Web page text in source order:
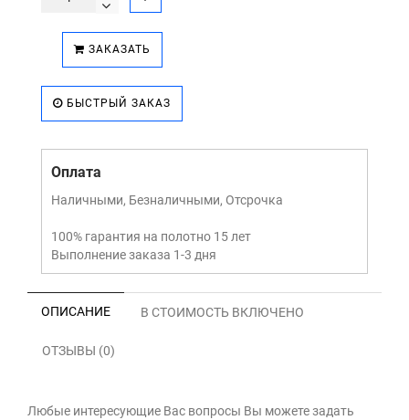
ЗАКАЗАТЬ
БЫСТРЫЙ ЗАКАЗ
Оплата
Наличными, Безналичными, Отсрочка
100% гарантия на полотно 15 лет
Выполнение заказа 1-3 дня
ОПИСАНИЕ В СТОИМОСТЬ ВКЛЮЧЕНО
ОТЗЫВЫ (0)
Любые интересующие Вас вопросы Вы можете задать